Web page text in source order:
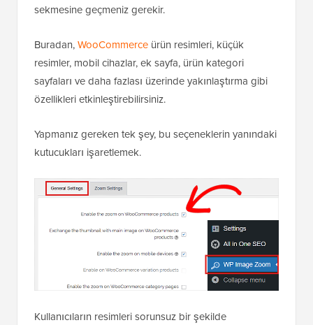
sekmesine geçmeniz gerekir.
Buradan,WooCommerce ürün resimleri, küçük
resimler, mobil cihazlar, ek sayfa, ürün kategori
sayfaları ve daha fazlası üzerinde yakınlaştırma gibi
özellikleri etkinleştirebilirsiniz.
Yapmanız gereken tek şey, bu seçeneklerin yanındaki
kutucukları işaretlemek.
Kullanıcıların resimleri sorunsuz bir şekilde